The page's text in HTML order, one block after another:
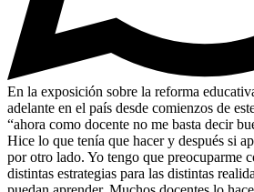
En la exposición sobre la reforma
adelante en el país desde comienzos de
“ahora como docente no me basta decir
Hice lo que tenía que hacer y después si
por otro lado. Yo tengo que preocuparme
distintas estrategias para las distintas